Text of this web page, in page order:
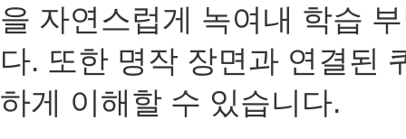
을 자연스럽게 녹여내 학습
다. 또한 명작 장면과 연결된
하게 이해할 수 있습니다.